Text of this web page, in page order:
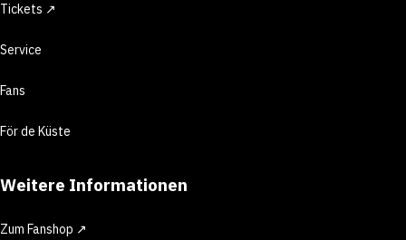
Tickets ↗
Service
Fans
För de Küste
Weitere Informationen
Zum Fanshop ↗